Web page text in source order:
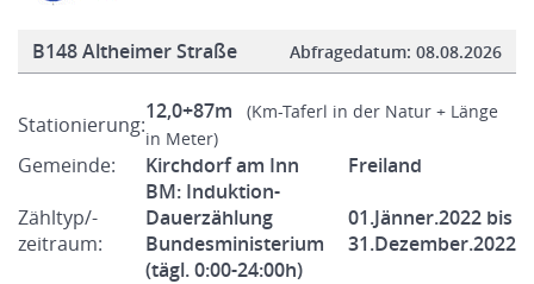
B148 Altheimer Straße Abfragedatum: 08.08.2026
Stationierung:
12,0+87m
(Km-Taferl in der Natur + Länge
in Meter)
Gemeinde: Kirchdorf am Inn
Freiland
Zähltyp/-
zeitraum:
BM: Induktion-
Dauerzählung
Bundesministerium
(tägl. 0:00-24:00h)
01.Jänner.2022 bis
31.Dezember.2022